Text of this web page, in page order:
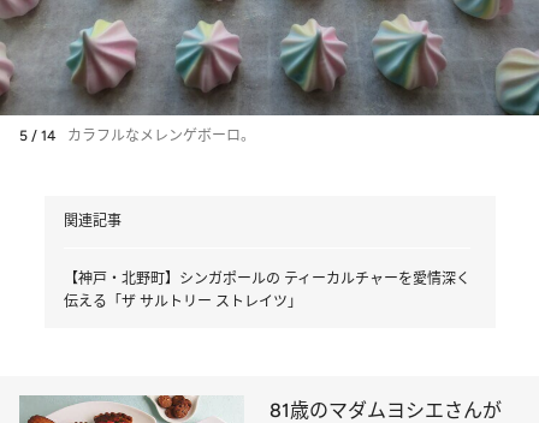
5 / 14 カラフルなメレンゲボーロ。
関連記事
【神戸・北野町】シンガポールの ティーカルチャーを愛情深く
伝える「ザ サルトリー ストレイツ」
81歳のマダムヨシエさんが